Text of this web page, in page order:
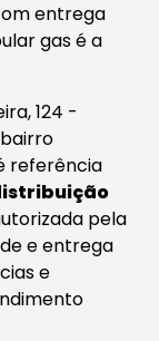
entrega
gas é a
124 -
referência
pela
e entrega
e